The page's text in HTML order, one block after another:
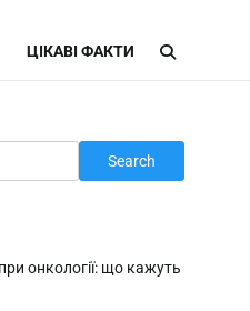
ЦІКАВІ ФАКТИ
Search
онкології: що кажуть